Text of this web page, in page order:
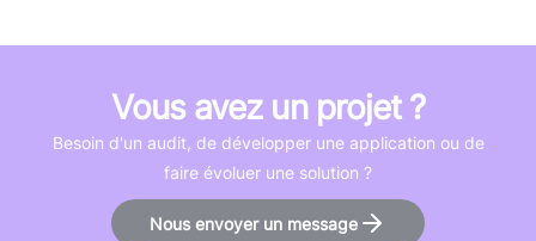
Vous avez un projet ?
Besoin d'un audit, de développer une application ou de
faire évoluer une solution ?
Nous envoyer un message